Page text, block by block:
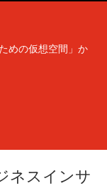
めの仮想空間」か
ネスインサ